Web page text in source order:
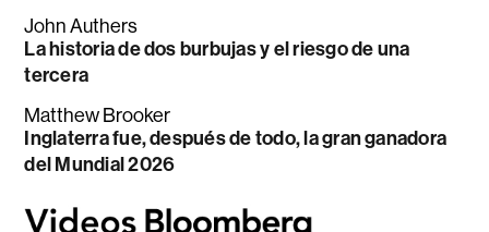
John Authers
La historia de dos burbujas y el riesgo de una
tercera
Matthew Brooker
Inglaterra fue, después de todo, la gran ganadora
del Mundial 2026